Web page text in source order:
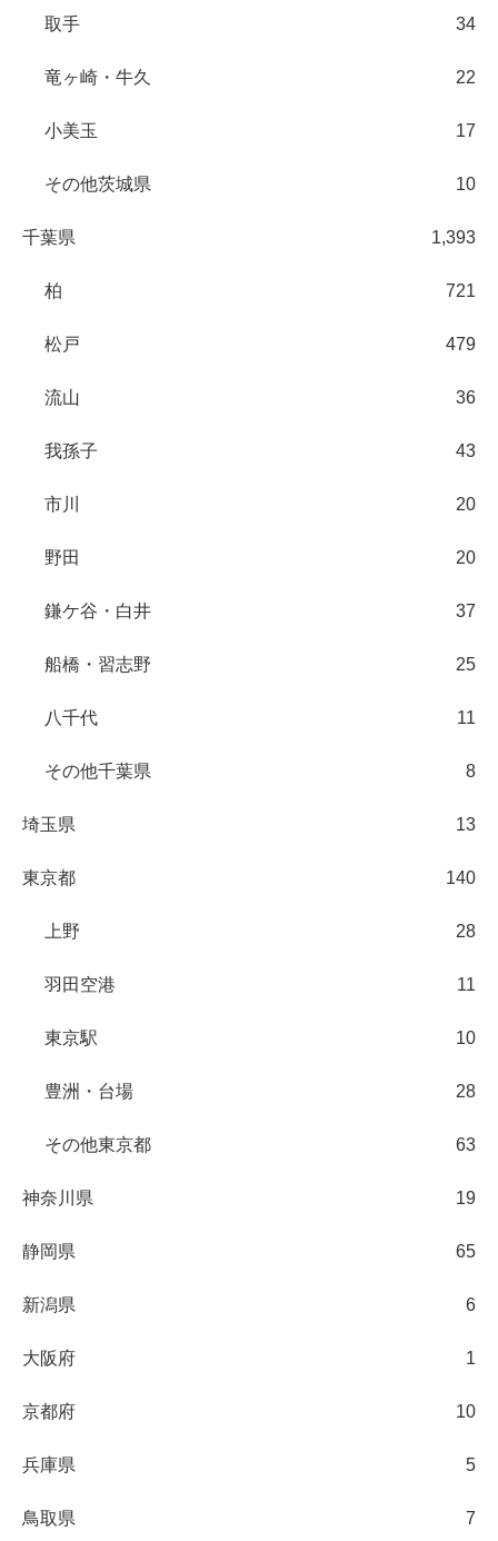
取手 34
竜ヶ崎・牛久 22
小美玉 17
その他茨城県 10
千葉県 1,393
柏 721
松戸 479
流山 36
我孫子 43
市川 20
野田 20
鎌ケ谷・白井 37
船橋・習志野 25
八千代 11
その他千葉県 8
埼玉県 13
東京都 140
上野 28
羽田空港 11
東京駅 10
豊洲・台場 28
その他東京都 63
神奈川県 19
静岡県 65
新潟県 6
大阪府 1
京都府 10
兵庫県 5
鳥取県 7